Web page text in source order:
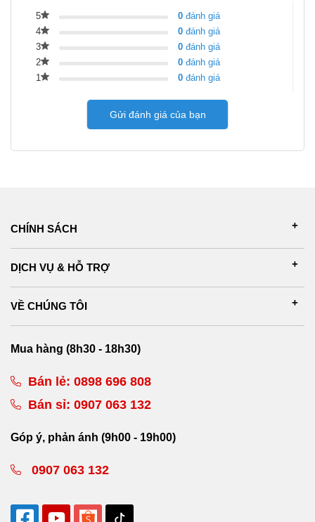
5 0 đánh giá
4
0 đánh giá
3
0 đánh giá
2
0 đánh giá
1
0 đánh giá
Gửi đánh giá của bạn
CHÍNH SÁCH
DỊCH VỤ & HỖ TRỢ
VỀ CHÚNG TÔI
Mua hàng (8h30 - 18h30)
Bán lẻ: 0898 696 808
Bán sỉ: 0907 063 132
Góp ý, phản ánh (9h00 - 19h00)
0907 063 132